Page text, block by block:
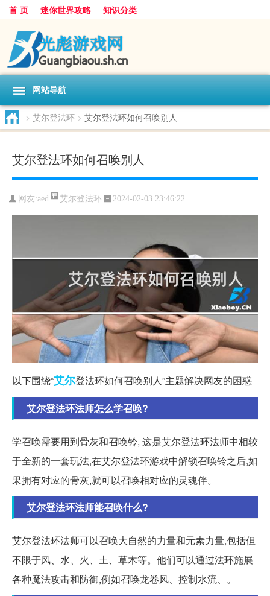
首 页 迷你世界攻略 知识分类
网站导航
> 艾尔登法环 > 艾尔登法环如何召唤别人
艾尔登法环如何召唤别人
网友:aed 艾尔登法环 2024-02-03 23:46:22
以下围绕“艾尔登法环如何召唤别人”主题解决网友的困惑
艾尔登法环法师怎么学召唤?
学召唤需要用到骨灰和召唤铃, 这是艾尔登法环法师中相较
于全新的一套玩法,在艾尔登法环游戏中解锁召唤铃之后,如
果拥有对应的骨灰,就可以召唤相对应的灵魂伴。
艾尔登法环法师能召唤什么?
艾尔登法环法师可以召唤大自然的力量和元素力量,包括但
不限于风、水、火、土、草木等。他们可以通过法环施展
各种魔法攻击和防御,例如召唤龙卷风、控制水流、。